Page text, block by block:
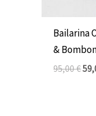
Bailarina
&
95,00€